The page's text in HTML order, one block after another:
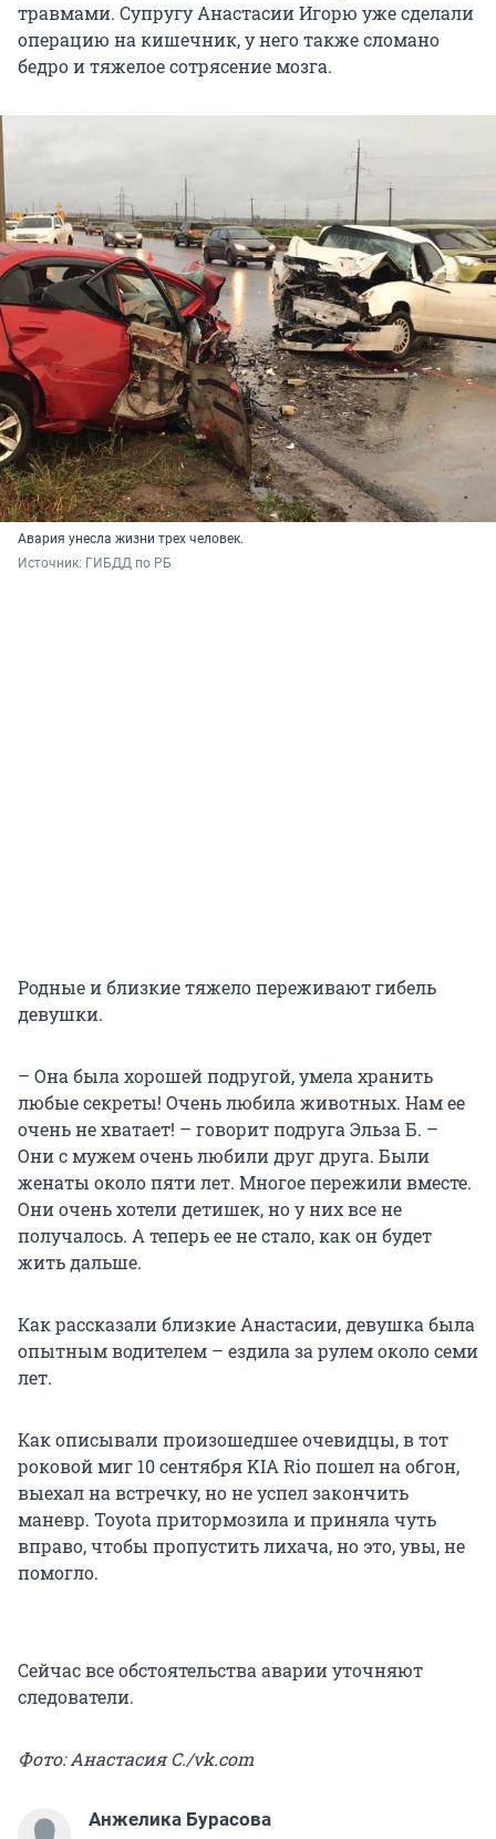
травмами. Супругу Анастасии Игорю уже сделали
операцию на кишечник, у него также сломано
бедро и тяжелое сотрясение мозга.
Авария унесла жизни трех человек.
Источник: ГИБДД по РБ
Родные и близкие тяжело переживают гибель
девушки.
– Она была хорошей подругой, умела хранить
любые секреты! Очень любила животных. Нам ее
очень не хватает! – говорит подруга Эльза Б. –
Они с мужем очень любили друг друга. Были
женаты около пяти лет. Многое пережили вместе.
Они очень хотели детишек, но у них все не
получалось. А теперь ее не стало, как он будет
жить дальше.
Как рассказали близкие Анастасии, девушка была
опытным водителем – ездила за рулем около семи
лет.
Как описывали произошедшее очевидцы, в тот
роковой миг 10 сентября KIA Rio пошел на обгон,
выехал на встречку, но не успел закончить
маневр. Toyota притормозила и приняла чуть
вправо, чтобы пропустить лихача, но это, увы, не
помогло.
Сейчас все обстоятельства аварии уточняют
следователи.
Фото: Анастасия С./vk.com
Анжелика Бурасова